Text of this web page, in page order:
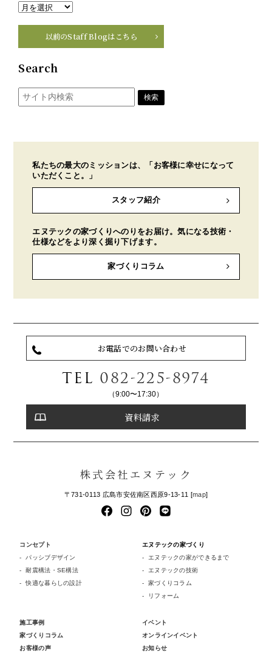
以前のStaff Blogはこちら
Search
私たちの最大のミッションは、「お客様に幸せになって
いただくこと。」
スタッフ紹介
エヌテックの家づくりへのりをお届け。気になる技術・
仕様などをより深く掘り下げます。
家づくりコラム
お電話でのお問い合わせ
TEL 082-225-8974
（9:00〜17:30）
資料請求
株式会社エヌテック
〒731-0113 広島市安佐南区西原9-13-11 [map]
コンセプト
パッシブデザイン
耐震構法・SE構法
快適な暮らしの設計
エヌテックの家づくり
エヌテックの家ができるまで
エヌテックの技術
家づくりコラム
リフォーム
施工事例
家づくりコラム
お客様の声
イベント
オンラインイベント
お知らせ